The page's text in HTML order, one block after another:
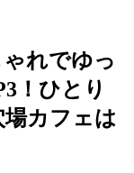
れでゆっ
！ひとり
カフェは